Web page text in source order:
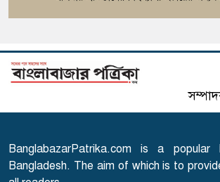
সৌদির নতুন
৬
এসএসসি
তারিখ ঘোষণা
৭
সারাদেশে হামের
৮
BanglabazarPatrika.com is a
Bangladesh. The aim of which is to